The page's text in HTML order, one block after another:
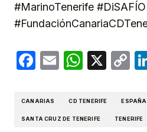
#MarinoTenerife
Facebook
Email X
CANARIAS CD TENERIFE ESPAÑA
SANTA CRUZ DE TENERIFE TENERIFE